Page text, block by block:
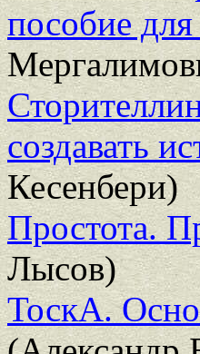
пособие для
создавать
Кесенбери)
Простота.
Лысов)
ТоскА.